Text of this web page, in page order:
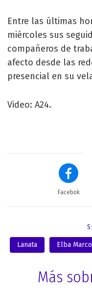
Entre las últimas
miércoles sus
compañeros de
afecto desde las
presencial en su
Video: A24.
Facebok
Lanata Elba
Más